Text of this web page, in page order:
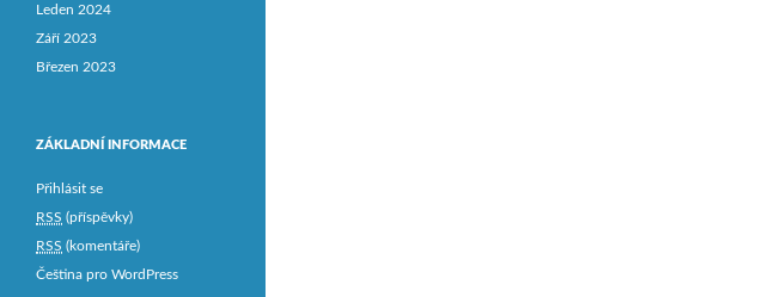
Leden 2024
Září 2023
Březen 2023
ZÁKLADNÍ INFORMACE
Přihlásit se
RSS (příspěvky)
RSS (komentáře)
Čeština pro WordPress